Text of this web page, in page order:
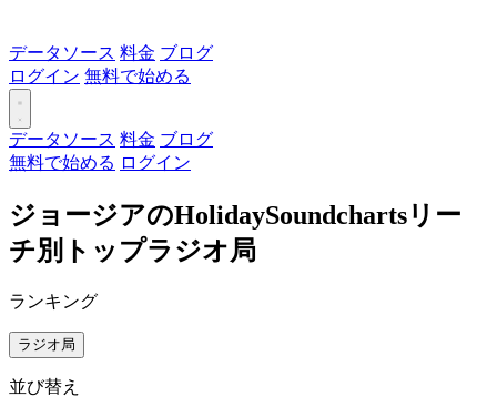
データソース 料金 ブログ
ログイン 無料で始める
データソース 料金 ブログ
無料で始める ログイン
ジョージアのHolidaySoundchartsリー
チ別トップラジオ局
ランキング
ラジオ局
並び替え